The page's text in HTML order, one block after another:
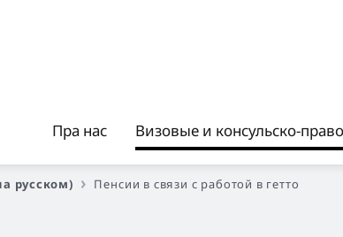
Пра нас Визовые и консульско-
русском) Пенсии в связи с работой в гетто